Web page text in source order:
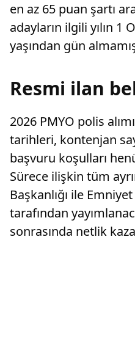
en az 65 puan şartı
adayların ilgili yılın 1
yaşından gün
Resmi ilan
2026 PMYO polis
tarihleri, kontenjan
başvuru koşulları
Sürece ilişkin tüm
Başkanlığı ile
tarafından
sonrasında netlik